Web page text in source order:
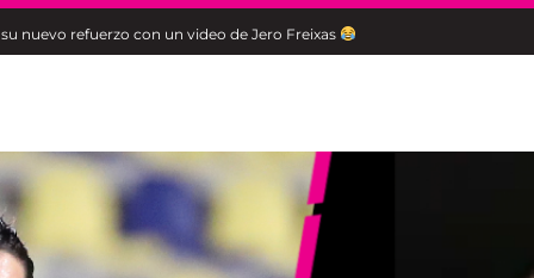
nuevo refuerzo con un video de Jero Freixas